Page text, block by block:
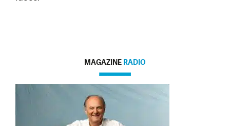
MAGAZINE RADIO